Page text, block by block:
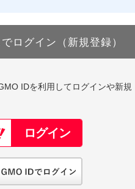
ログイン（新規登録）
IDを利用してログインや新規